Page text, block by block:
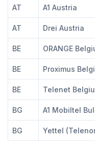
AT A1 Austria
AT Drei Austria
BE ORANGE
BE Proximus
BE Telenet
BG A1 Mobiltel
BG Yettel